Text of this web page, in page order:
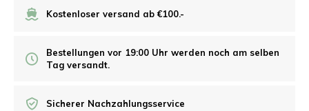
Kostenloser versand ab €100.-
Bestellungen vor 19:00 Uhr werden noch am selben
Tag versandt.
Sicherer Nachzahlungsservice